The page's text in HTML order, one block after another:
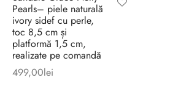
Pearls– piele naturală
ivory sidef cu perle,
toc 8,5 cm și
platformă 1,5 cm,
realizate pe comandă
499,00lei